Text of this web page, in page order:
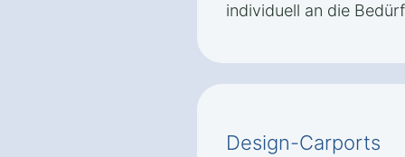
individuell an die
Design-Carports